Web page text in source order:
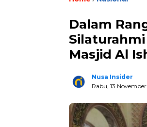
Dalam
Masjid Al
Nusa Insider
Rabu, 13